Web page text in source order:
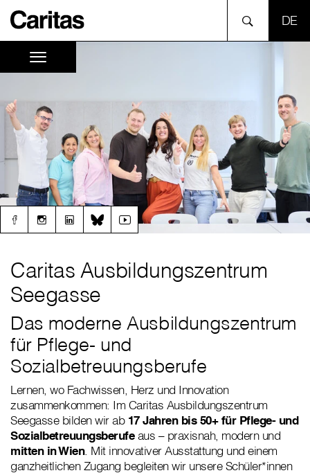
Caritas Ausbildungszentrum
Seegasse
Das moderne Ausbildungszentrum
für Pflege- und
Sozialbetreuungsberufe
Lernen, wo Fachwissen, Herz und Innovation
zusammenkommen: Im Caritas Ausbildungszentrum
Seegasse bilden wir ab 17 Jahren bis 50+ für Pflege- und
Sozialbetreuungsberufeaus – praxisnah, modern und
mitten in Wien. Mit innovativer Ausstattung und einem
ganzheitlichen Zugang begleiten wir unsere Schüler*innen